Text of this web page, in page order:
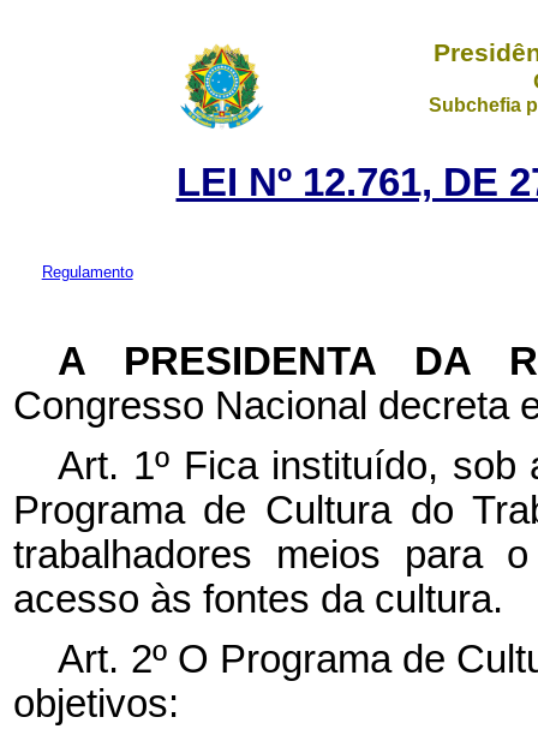
Subchefia
LEI Nº 12.761, DE
Regulamento
A PRESIDENTA DA
Congresso Nacional decreta
Art. 1º Fica instituído,
Programa de Cultura do
trabalhadores meios para
acesso às fontes da cultura.
Art. 2º O Programa de
objetivos: